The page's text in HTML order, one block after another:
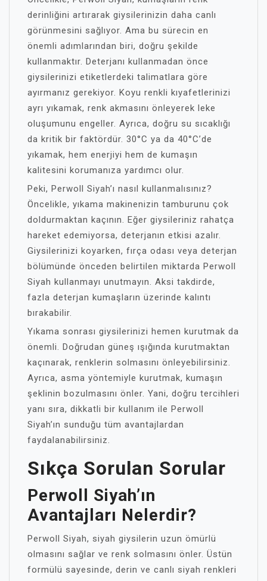
derinliğini artırarak giysilerinizin daha canlı
görünmesini sağlıyor. Ama bu sürecin en
önemli adımlarından biri, doğru şekilde
kullanmaktır. Deterjanı kullanmadan önce
giysilerinizi etiketlerdeki talimatlara göre
ayırmanız gerekiyor. Koyu renkli kıyafetlerinizi
ayrı yıkamak, renk akmasını önleyerek leke
oluşumunu engeller. Ayrıca, doğru su sıcaklığı
da kritik bir faktördür. 30°C ya da 40°C’de
yıkamak, hem enerjiyi hem de kumaşın
kalitesini korumanıza yardımcı olur.
Peki, Perwoll Siyah’ı nasıl kullanmalısınız?
Öncelikle, yıkama makinenizin tamburunu çok
doldurmaktan kaçının. Eğer giysileriniz rahatça
hareket edemiyorsa, deterjanın etkisi azalır.
Giysilerinizi koyarken, fırça odası veya deterjan
bölümünde önceden belirtilen miktarda Perwoll
Siyah kullanmayı unutmayın. Aksi takdirde,
fazla deterjan kumaşların üzerinde kalıntı
bırakabilir.
Yıkama sonrası giysilerinizi hemen kurutmak da
önemli. Doğrudan güneş ışığında kurutmaktan
kaçınarak, renklerin solmasını önleyebilirsiniz.
Ayrıca, asma yöntemiyle kurutmak, kumaşın
şeklinin bozulmasını önler. Yani, doğru tercihleri
yanı sıra, dikkatli bir kullanım ile Perwoll
Siyah’ın sunduğu tüm avantajlardan
faydalanabilirsiniz.
Sıkça Sorulan Sorular
Perwoll Siyah’ın
Avantajları Nelerdir?
Perwoll Siyah, siyah giysilerin uzun ömürlü
olmasını sağlar ve renk solmasını önler. Üstün
formülü sayesinde, derin ve canlı siyah renkleri